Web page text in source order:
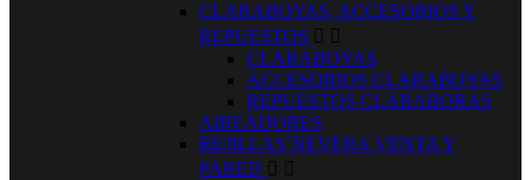
CLARABOYAS, ACCESORIOS Y
REPUESTOS  
CLARABOYAS
ACCESORIOS CLARABOYAS
REPUESTOS CLARABORAS
AIREADORES
REJILLAS´NEVERA VENTA Y
PARED  